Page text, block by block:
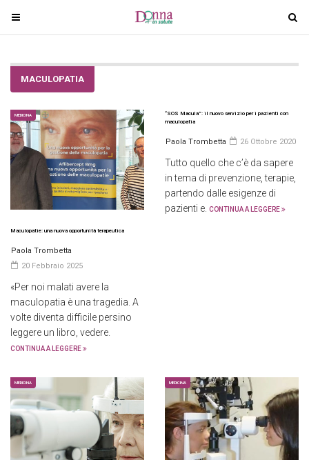
T
o
g
n
a
v
i
i
o
n
T
o
g
n
i
g
MACULOPATIA
MEDICINA
Maculopatie: una nuova opportunità terapeutica
Paola Trombetta
20 Febbraio 2025
«Per noi malati avere la
maculopatia è una tragedia. A
volte diventa difficile persino
leggere un libro, vedere.
CONTINUA A LEGGERE
“SOS Macula”: il nuovo servizio per i pazienti con
maculopatia
Paola Trombetta 26 Ottobre 2020
Tutto quello che c’è da sapere
in tema di prevenzione, terapie,
partendo dalle esigenze di
pazienti e. CONTINUA A LEGGERE
MEDICINA MEDICINA